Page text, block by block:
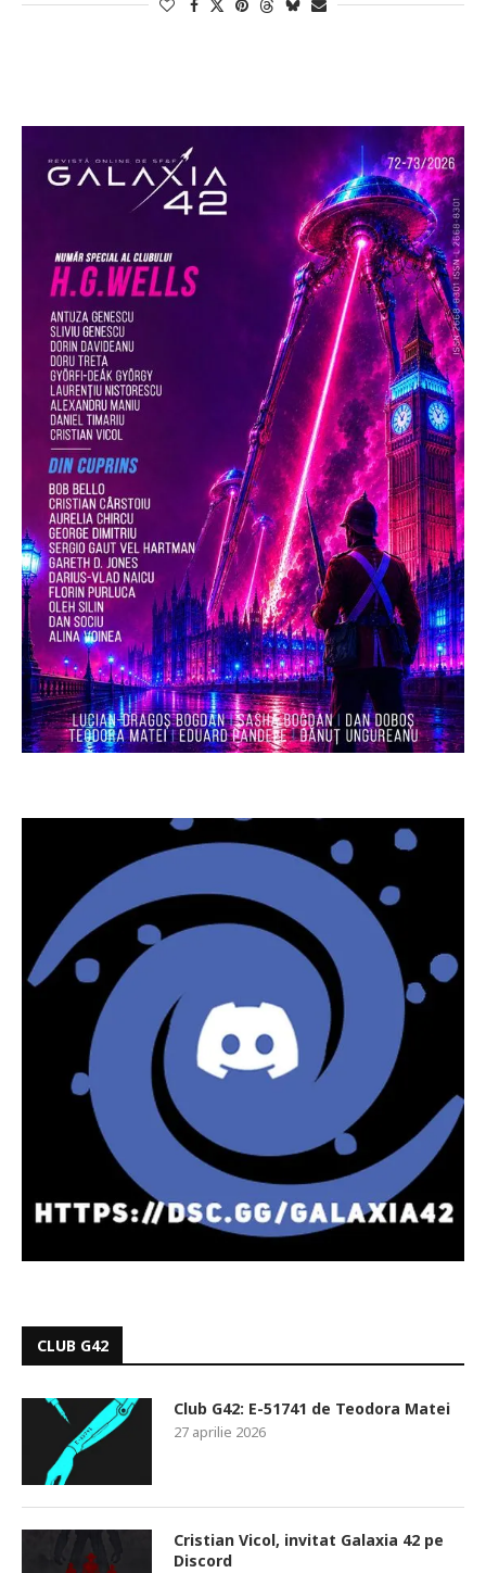
CLUB G42
Club G42: E-51741 de Teodora Matei
27 aprilie 2026
Cristian Vicol, invitat Galaxia 42 pe
Discord